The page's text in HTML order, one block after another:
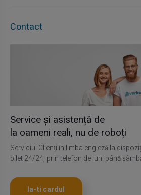
Contact
Service și asistență de
la oameni reali, nu de roboți
Serviciul Clienți în limba engleză la
bilet 24/24, prin telefon de luni până
Ia-ti cardul